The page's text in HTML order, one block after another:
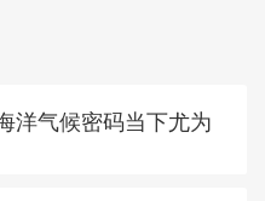
洋气候密码当下尤为